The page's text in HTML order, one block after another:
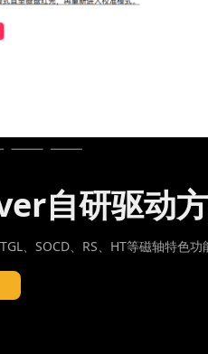
自研驱动
、SOCD、RS、HT等磁轴特色功